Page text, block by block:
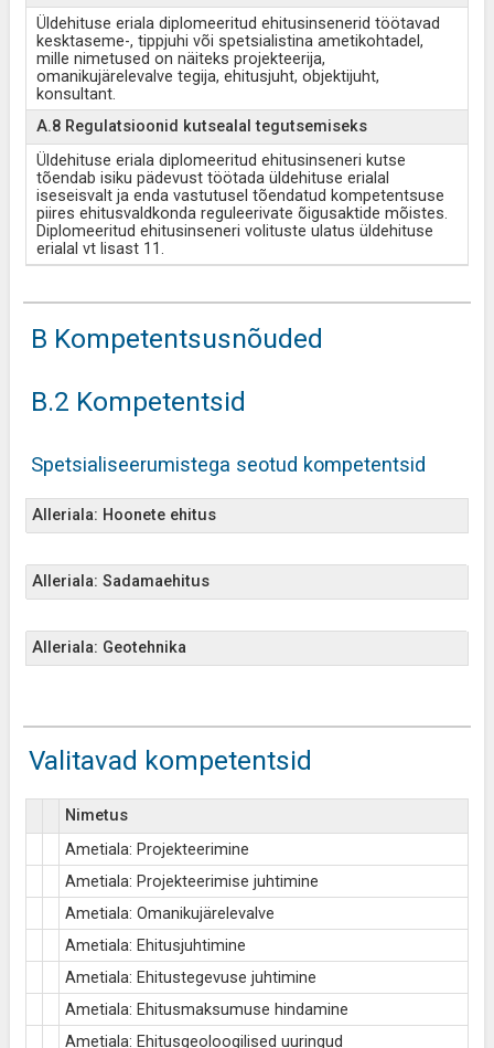
Üldehituse eriala diplomeeritud ehitusinsenerid töötavad
kesktaseme-, tippjuhi või spetsialistina ametikohtadel,
mille nimetused on näiteks projekteerija,
omanikujärelevalve tegija, ehitusjuht, objektijuht,
konsultant.
A.8 Regulatsioonid kutsealal tegutsemiseks
Üldehituse eriala diplomeeritud ehitusinseneri kutse
tõendab isiku pädevust töötada üldehituse erialal
iseseisvalt ja enda vastutusel tõendatud kompetentsuse
piires ehitusvaldkonda reguleerivate õigusaktide mõistes.
Diplomeeritud ehitusinseneri volituste ulatus üldehituse
erialal vt lisast 11.
B Kompetentsusnõuded
B.2 Kompetentsid
Spetsialiseerumistega seotud kompetentsid
Alleriala: Hoonete ehitus
Alleriala: Sadamaehitus
Alleriala: Geotehnika
Valitavad kompetentsid
Nimetus
Ametiala: Projekteerimine
Ametiala: Projekteerimise juhtimine
Ametiala: Omanikujärelevalve
Ametiala: Ehitusjuhtimine
Ametiala: Ehitustegevuse juhtimine
Ametiala: Ehitusmaksumuse hindamine
Ametiala: Ehitusgeoloogilised uuringud